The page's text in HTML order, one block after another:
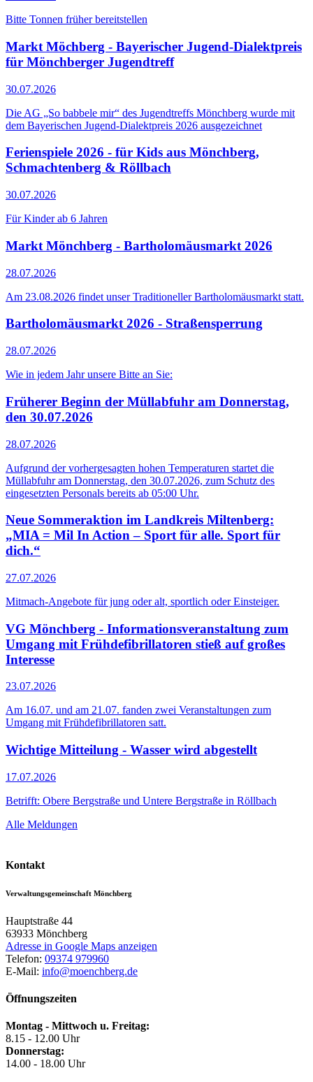
Bitte Tonnen früher bereitstellen
Markt Möchberg - Bayerischer Jugend-Dialektpreis
für Mönchberger Jugendtreff
30.07.2026
Die AG „So babbele mir“ des Jugendtreffs Mönchberg wurde mit
dem Bayerischen Jugend-Dialektpreis 2026 ausgezeichnet
Ferienspiele 2026 - für Kids aus Mönchberg,
Schmachtenberg & Röllbach
30.07.2026
Für Kinder ab 6 Jahren
Markt Mönchberg - Bartholomäusmarkt 2026
28.07.2026
Am 23.08.2026 findet unser Traditioneller Bartholomäusmarkt statt.
Bartholomäusmarkt 2026 - Straßensperrung
28.07.2026
Wie in jedem Jahr unsere Bitte an Sie:
Früherer Beginn der Müllabfuhr am Donnerstag,
den 30.07.2026
28.07.2026
Aufgrund der vorhergesagten hohen Temperaturen startet die
Müllabfuhr am Donnerstag, den 30.07.2026, zum Schutz des
eingesetzten Personals bereits ab 05:00 Uhr.
Neue Sommeraktion im Landkreis Miltenberg:
„MIA = Mil In Action – Sport für alle. Sport für
dich.“
27.07.2026
Mitmach-Angebote für jung oder alt, sportlich oder Einsteiger.
VG Mönchberg - Informationsveranstaltung zum
Umgang mit Frühdefibrillatoren stieß auf großes
Interesse
23.07.2026
Am 16.07. und am 21.07. fanden zwei Veranstaltungen zum
Umgang mit Frühdefibrillatoren satt.
Wichtige Mitteilung - Wasser wird abgestellt
17.07.2026
Betrifft: Obere Bergstraße und Untere Bergstraße in Röllbach
Alle Meldungen
Kontakt
Verwaltungsgemeinschaft Mönchberg
Hauptstraße 44
63933 Mönchberg
Adresse in Google Maps anzeigen
Telefon: 09374 979960
E-Mail: info@moenchberg.de
Öffnungszeiten
Montag - Mittwoch u. Freitag:
8.15 - 12.00 Uhr
Donnerstag:
14.00 - 18.00 Uhr